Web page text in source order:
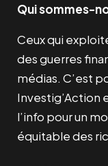
Qui sommes-
Ceux qui
des guerres
médias. C’est
Investig’Action
l’info pour un
équitable des